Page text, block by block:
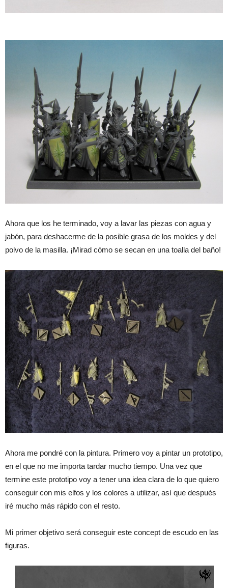
Ahora que los he terminado, voy a lavar las piezas con agua y
jabón, para deshacerme de la posible grasa de los moldes y del
polvo de la masilla. ¡Mirad cómo se secan en una toalla del baño!
Ahora me pondré con la pintura. Primero voy a pintar un prototipo,
en el que no me importa tardar mucho tiempo. Una vez que
termine este prototipo voy a tener una idea clara de lo que quiero
conseguir con mis elfos y los colores a utilizar, así que después
iré mucho más rápido con el resto.
Mi primer objetivo será conseguir este concept de escudo en las
figuras.